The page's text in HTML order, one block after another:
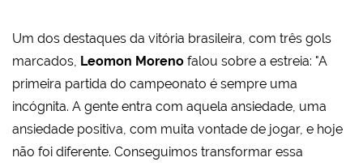
Um dos destaques da vitória brasileira, com três gols
marcados, Leomon Moreno falou sobre a estreia: "A
primeira partida do campeonato é sempre uma
incógnita. A gente entra com aquela ansiedade, uma
ansiedade positiva, com muita vontade de jogar, e hoje
não foi diferente. Conseguimos transformar essa